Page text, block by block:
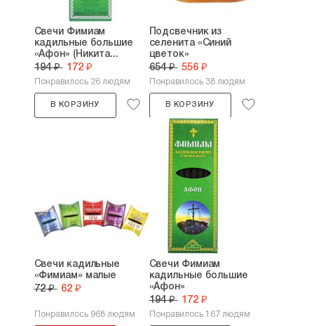
Свечи Фимиам
кадильные большие
«Афон» (Никита...
194 ₽ 172 ₽
Понравилось 26 людям
В КОРЗИНУ
Подсвечник из
селенита «Синий
цветок»
654 ₽ 556 ₽
Понравилось 38 людям
В КОРЗИНУ
Свечи кадильные
«Фимиам» малые
72 ₽ 62 ₽
Понравилось 968 людям
Свечи Фимиам
кадильные большие
«Афон»
194 ₽ 172 ₽
Понравилось 167 людям